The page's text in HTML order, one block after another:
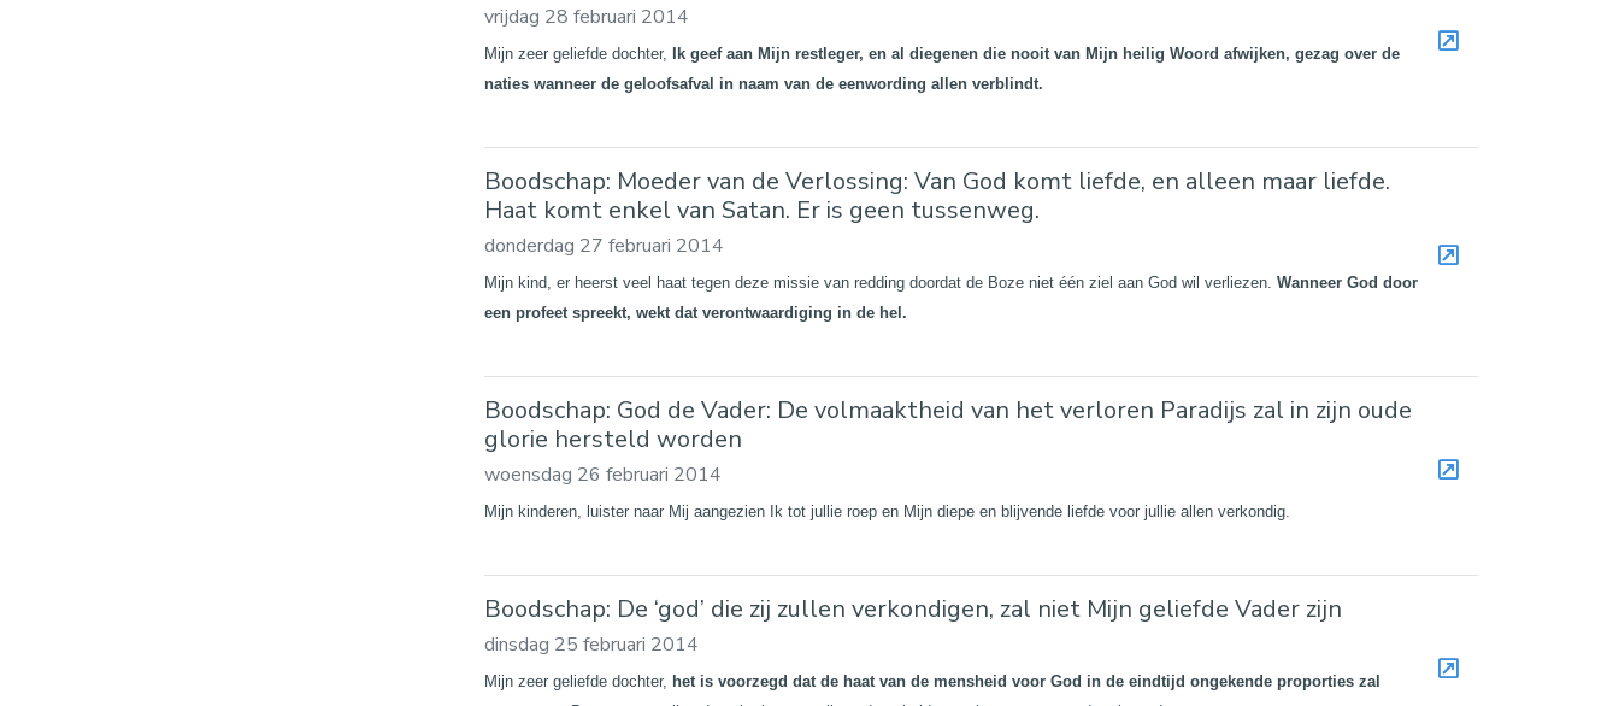
vrijdag 28 februari 2014
Mijn zeer geliefde dochter,
Ik geef aan Mijn restleger, en al diegenen die nooit van Mijn heilig Woord afwijken, gezag over de
naties wanneer de geloofsafval in naam van de eenwording allen verblindt.
Boodschap: Moeder van de Verlossing: Van God komt liefde, en alleen maar liefde.
Haat komt enkel van Satan. Er is geen tussenweg.
donderdag 27 februari 2014
Mijn kind, er heerst veel haat tegen deze missie van redding doordat de Boze niet één ziel aan God wil verliezen. Wanneer God door
een profeet spreekt, wekt dat verontwaardiging in de hel.
Boodschap: God de Vader: De volmaaktheid van het verloren Paradijs zal in zijn oude
glorie hersteld worden
woensdag 26 februari 2014
Mijn kinderen, luister naar Mij aangezien Ik tot jullie roep en Mijn diepe en blijvende liefde voor jullie allen verkondig.
Boodschap: De ‘god’ die zij zullen verkondigen, zal niet Mijn geliefde Vader zijn
dinsdag 25 februari 2014
Mijn zeer geliefde dochter, het is voorzegd dat de haat van de mensheid voor God in de eindtijd ongekende proporties zal